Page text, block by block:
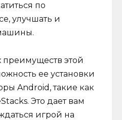
по
улучшать и
этой
ее установки
Android, такие как
Это дает вам
игрой на